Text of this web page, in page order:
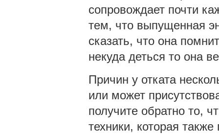
сопровождает почти
тем, что выпущенная
сказать, что она
некуда деться то она
Причин у отката
или может
получите обратно то,
техники, которая